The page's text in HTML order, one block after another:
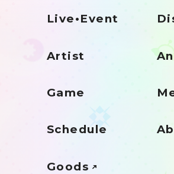
Live•Event
Artist
Game
Schedule
Goods